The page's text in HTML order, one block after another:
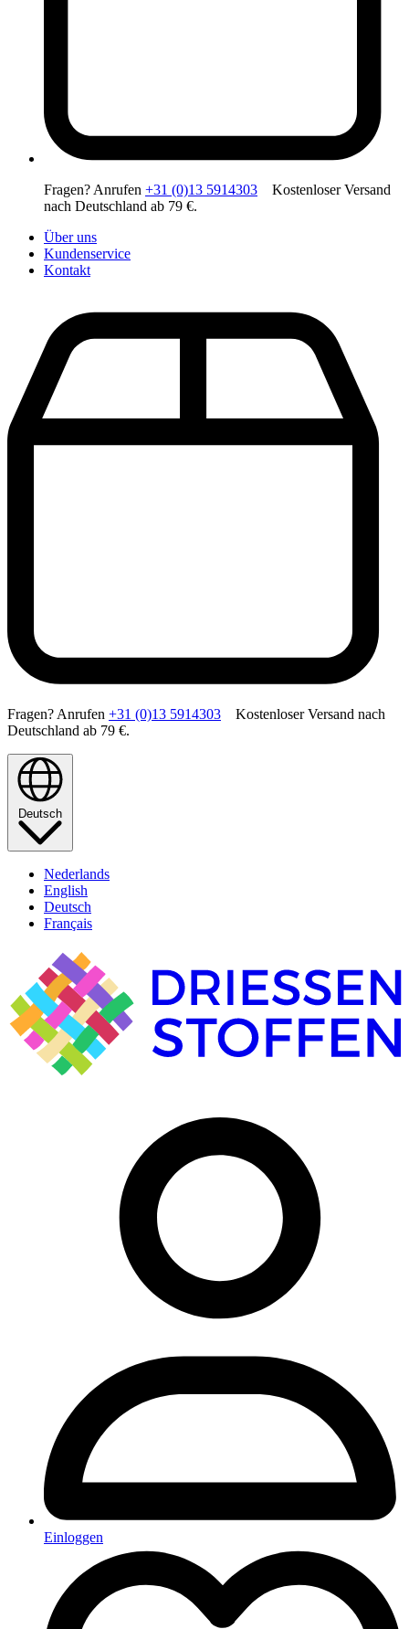
Fragen? Anrufen +31 (0)13 5914303 Kostenloser Versand
nach Deutschland ab 79 €.
Über uns
Kundenservice
Kontakt
Fragen? Anrufen +31 (0)13 5914303 Kostenloser Versand nach
Deutschland ab 79 €.
Deutsch
Nederlands
English
Deutsch
Français
Einloggen